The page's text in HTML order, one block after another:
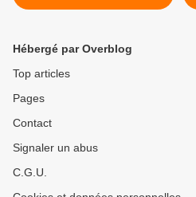
27 Mai 2020 ​​​​​​​
Hébergé par Overblog
Top articles
Pages
Contact
Signaler un abus
C.G.U.